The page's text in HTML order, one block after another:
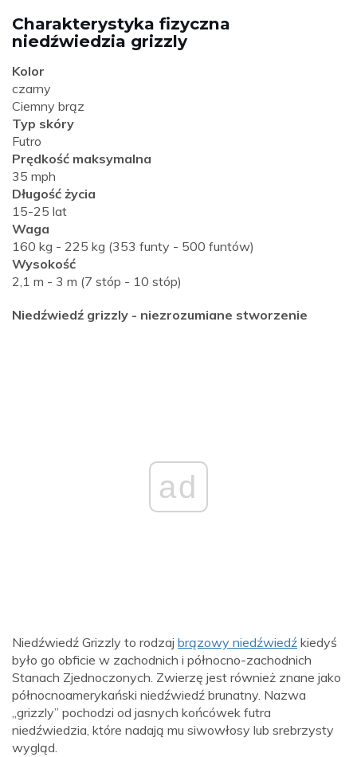
Charakterystyka fizyczna
niedźwiedzia grizzly
Kolor
czarny
Ciemny brąz
Typ skóry
Futro
Prędkość maksymalna
35 mph
Długość życia
15-25 lat
Waga
160 kg - 225 kg (353 funty - 500 funtów)
Wysokość
2,1 m - 3 m (7 stóp - 10 stóp)
Niedźwiedź grizzly - niezrozumiane stworzenie
ad
Niedźwiedź Grizzly to rodzaj brązowy niedźwiedź kiedyś
było go obficie w zachodnich i północno-zachodnich
Stanach Zjednoczonych. Zwierzę jest również znane jako
północnoamerykański niedźwiedź brunatny. Nazwa
„grizzly” pochodzi od jasnych końcówek futra
niedźwiedzia, które nadają mu siwowłosy lub srebrzysty
wygląd.